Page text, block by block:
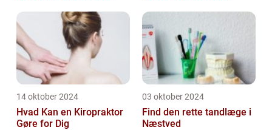
14 oktober 2024
Hvad Kan en Kiropraktor
Gøre for Dig
03 oktober 2024
Find den rette tandlæge i
Næstved